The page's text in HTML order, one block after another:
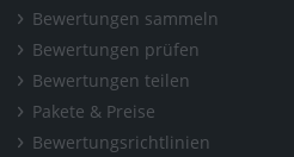
Bewertungen sammeln
Bewertungen prüfen
Bewertungen teilen
Pakete & Preise
Bewertungsrichtlinien